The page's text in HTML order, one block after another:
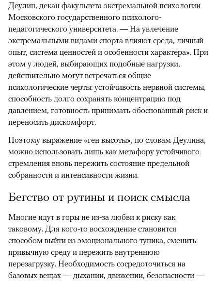
Деулин, декан факультета экстремальной психологии
Московского государственного психолого-
педагогического университета. — На увлечение
экстремальными видами спорта влияют среда, личный
опыт, система ценностей и особенности характера». При
этом у людей, выбирающих подобные нагрузки,
действительно могут встречаться общие
психологические черты: устойчивость нервной системы,
способность долго сохранять концентрацию под
давлением, готовность принимать обоснованный риск и
переносить дискомфорт.
Поэтому выражение «ген высоты», по словам Деулина,
можно использовать лишь как метафору устойчивого
стремления вновь пережить состояние предельной
собранности и интенсивности жизни.
Бегство от рутины и поиск смысла
Многие идут в горы не из-за любви к риску как
таковому. Для кого-то восхождение становится
способом выйти из эмоционального тупика, сменить
привычную среду и пережить внутреннюю
перезагрузку. Необходимость сосредоточиться на
базовых вещах — дыхании, движении, безопасности —